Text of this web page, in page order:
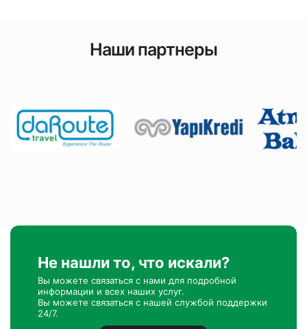
Наши партнеры
Не нашли то, что искали?
Вы можете связаться с нами для подробной
информации и всех наших услуг.
Вы можете связаться с нашей службой поддержки
24/7.